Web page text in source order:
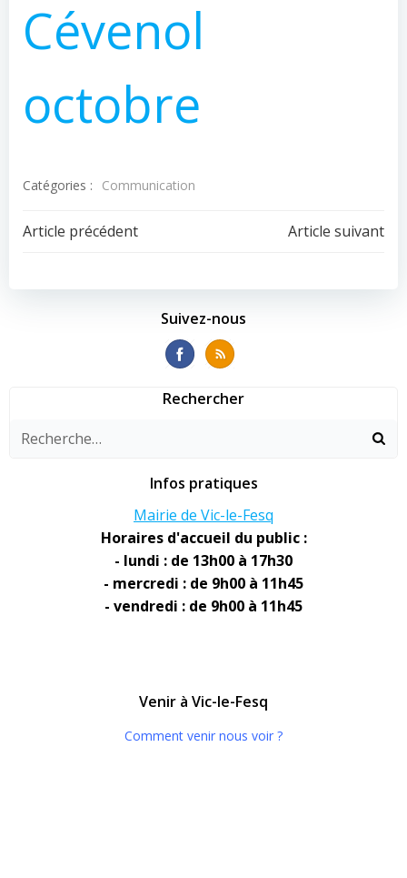
Cévenol
octobre
Catégories : Communication
Navigation
de
Article précédent
Navigation
de
l’article
Article suivant
Suivez-nous
Rechercher
Infos pratiques
Mairie de Vic-le-Fesq
Horaires d'accueil du public :
- lundi : de 13h00 à 17h30
- mercredi : de 9h00 à 11h45
- vendredi : de 9h00 à 11h45
Venir à Vic-le-Fesq
Comment venir nous voir ?